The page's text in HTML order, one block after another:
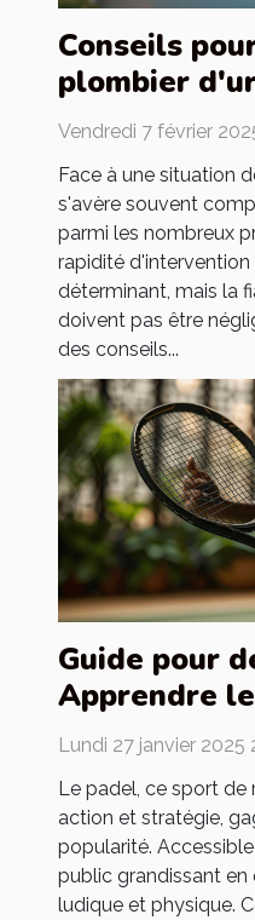
Conseils
plombier
efficace
Vendredi 7 février
Face à une situation
s'avère souvent
parmi les nombreux
rapidité
déterminant, mais la
doivent pas être
des conseils...
Guide pour
Apprendre
base du
Lundi 27 janvier 2025
Le padel, ce sport
action et stratégie,
popularité.
public grandissant en
ludique et physique.